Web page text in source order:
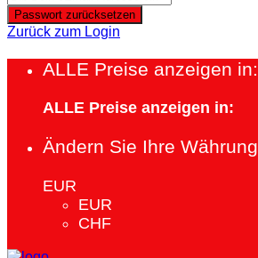
Passwort zurücksetzen
Zurück zum Login
ALLE Preise anzeigen in:
ALLE Preise anzeigen in:
Ändern Sie Ihre Währung
EUR
EUR
CHF